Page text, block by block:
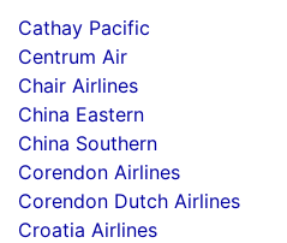
Cathay Pacific
Centrum Air
Chair Airlines
China Eastern
China Southern
Corendon Airlines
Corendon Dutch Airlines
Croatia Airlines